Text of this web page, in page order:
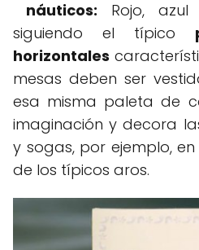
náuticos: Rojo,
siguiendo el típico
horizontales
mesas deben ser
esa misma paleta de
imaginación y decora
y sogas, por ejemplo,
de los típicos aros.